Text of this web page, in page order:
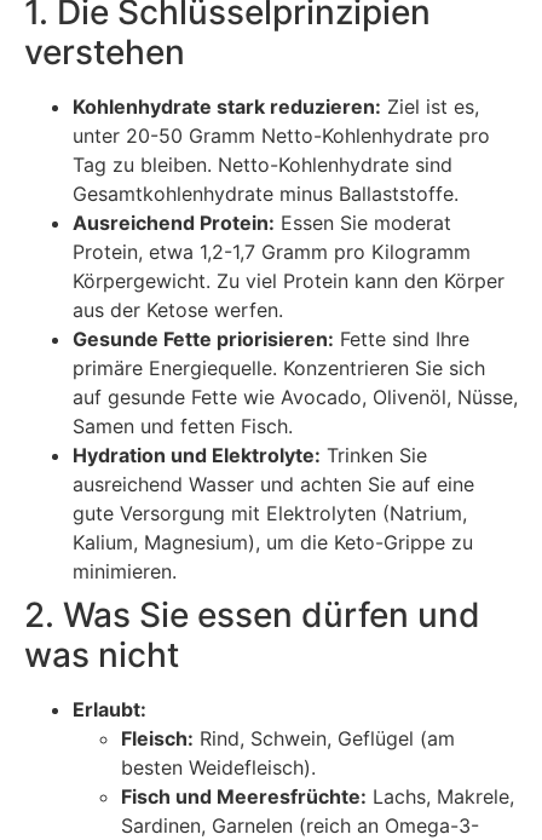
1. Die Schlüsselprinzipien
verstehen
Kohlenhydrate stark reduzieren: Ziel ist es,
unter 20-50 Gramm Netto-Kohlenhydrate pro
Tag zu bleiben. Netto-Kohlenhydrate sind
Gesamtkohlenhydrate minus Ballaststoffe.
Ausreichend Protein: Essen Sie moderat
Protein, etwa 1,2-1,7 Gramm pro Kilogramm
Körpergewicht. Zu viel Protein kann den Körper
aus der Ketose werfen.
Gesunde Fette priorisieren: Fette sind Ihre
primäre Energiequelle. Konzentrieren Sie sich
auf gesunde Fette wie Avocado, Olivenöl, Nüsse,
Samen und fetten Fisch.
Hydration und Elektrolyte: Trinken Sie
ausreichend Wasser und achten Sie auf eine
gute Versorgung mit Elektrolyten (Natrium,
Kalium, Magnesium), um die Keto-Grippe zu
minimieren.
2. Was Sie essen dürfen und
was nicht
Erlaubt:
Fleisch: Rind, Schwein, Geflügel (am
besten Weidefleisch).
Fisch und Meeresfrüchte: Lachs, Makrele,
Sardinen, Garnelen (reich an Omega-3-